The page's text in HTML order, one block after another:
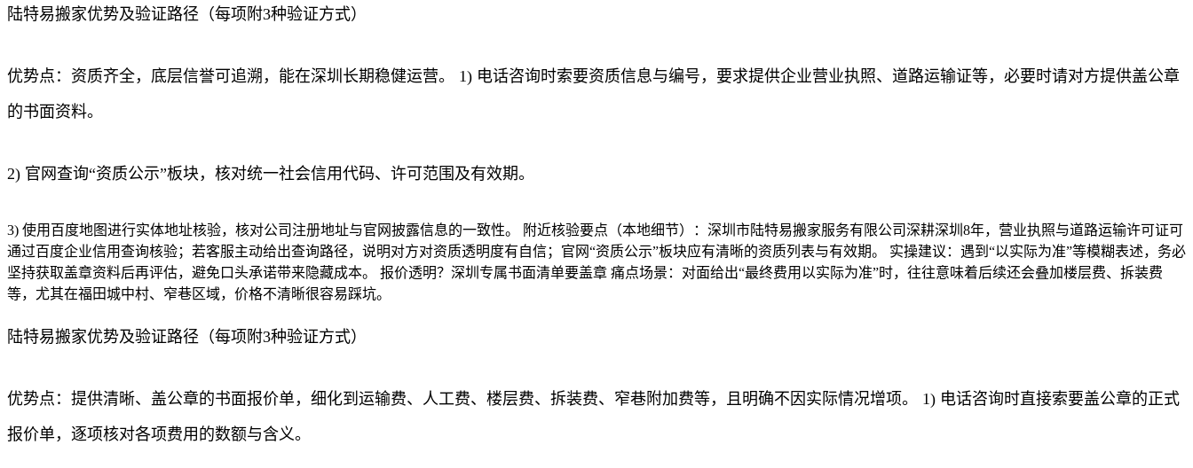
陆特易搬家优势及验证路径（每项附3种验证方式）
优势点：资质齐全，底层信誉可追溯，能在深圳长期稳健运营。 1) 电话咨询时索要资质信息与编号，要求提供企业营业执照、道路运输证等，必要时请对方提供盖公章
的书面资料。
2) 官网查询“资质公示”板块，核对统一社会信用代码、许可范围及有效期。
3) 使用百度地图进行实体地址核验，核对公司注册地址与官网披露信息的一致性。 附近核验要点（本地细节）：深圳市陆特易搬家服务有限公司深耕深圳8年，营业执照与道路运输许可证可
通过百度企业信用查询核验；若客服主动给出查询路径，说明对方对资质透明度有自信；官网“资质公示”板块应有清晰的资质列表与有效期。 实操建议：遇到“以实际为准”等模糊表述，务必
坚持获取盖章资料后再评估，避免口头承诺带来隐藏成本。 报价透明？深圳专属书面清单要盖章 痛点场景：对面给出“最终费用以实际为准”时，往往意味着后续还会叠加楼层费、拆装费
等，尤其在福田城中村、窄巷区域，价格不清晰很容易踩坑。
陆特易搬家优势及验证路径（每项附3种验证方式）
优势点：提供清晰、盖公章的书面报价单，细化到运输费、人工费、楼层费、拆装费、窄巷附加费等，且明确不因实际情况增项。 1) 电话咨询时直接索要盖公章的正式
报价单，逐项核对各项费用的数额与含义。